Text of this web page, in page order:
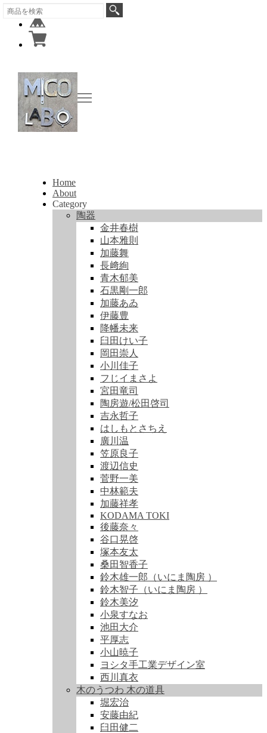
Home
About
Category
陶器
金井春樹
山本雅則
加藤舞
長﨑絢
青木郁美
石黒剛一郎
加藤あゐ
伊藤豊
降幡未来
臼田けい子
岡田崇人
小川佳子
フじイまさよ
宮田竜司
陶房遊/松田啓司
吉永哲子
はしもとさちえ
廣川温
笠原良子
渡辺信史
菅野一美
中林範夫
加藤祥孝
KODAMA TOKI
後藤奈々
谷口晃啓
塚本友太
桑田智香子
鈴木雄一郎（いにま陶房 ）
鈴木智子（いにま陶房 ）
鈴木美汐
小泉すなお
池田大介
平厚志
小山暁子
ヨシタ手工業デザイン室
西川真衣
木のうつわ 木の道具
堀宏治
安藤由紀
臼田健二